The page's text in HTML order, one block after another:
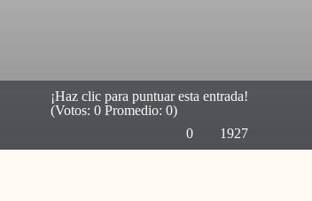
¡Haz clic para puntuar esta entrada!
(Votos: 0 Promedio: 0)
1927
0